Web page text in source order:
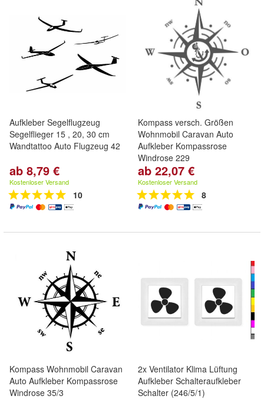
Aufkleber Segelflugzeug
Segelflieger 15 , 20, 30 cm
Wandtattoo Auto Flugzeug 42
ab 8,79 €
Kostenloser Versand
10
Kompass versch. Größen
Wohnmobil Caravan Auto
Aufkleber Kompassrose
Windrose 229
ab 22,07 €
Kostenloser Versand
8
Kompass Wohnmobil Caravan
Auto Aufkleber Kompassrose
Windrose 35/3
2x Ventilator Klima Lüftung
Aufkleber Schalteraufkleber
Schalter (246/5/1)